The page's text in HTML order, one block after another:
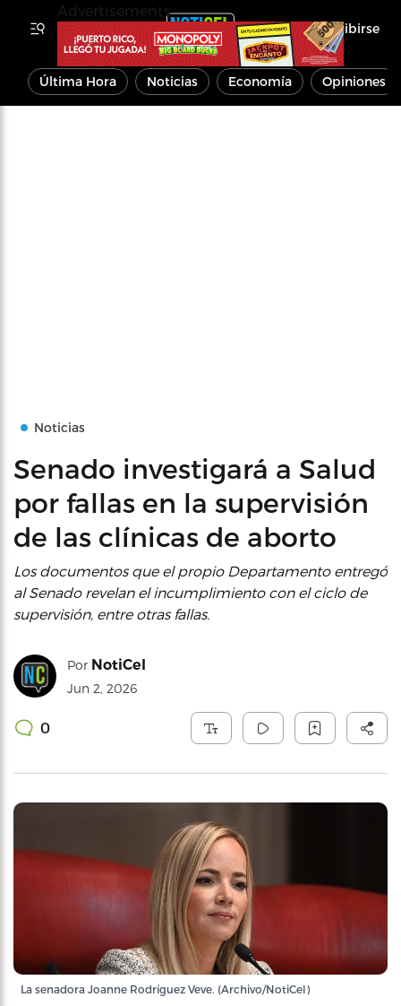
Inscribirse
Última Hora Noticias Economía Opiniones
Noticias
Senado investigará a Salud
por fallas en la supervisión
de las clínicas de aborto
Los documentos que el propio Departamento entregó
al Senado revelan el incumplimiento con el ciclo de
supervisión, entre otras fallas.
Por NotiCel
Jun 2, 2026
0
La senadora Joanne Rodríguez Veve. (Archivo/NotiCel)
Advertisements